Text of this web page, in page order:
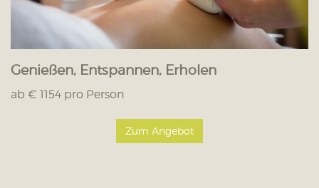
Genießen, Entspannen, Erholen
ab € 1154 pro Person
Zum Angebot